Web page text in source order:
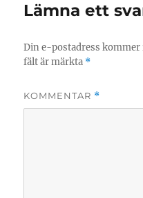
Lämna ett
Din e-postadress kommer
fält är märkta *
KOMMENTAR *